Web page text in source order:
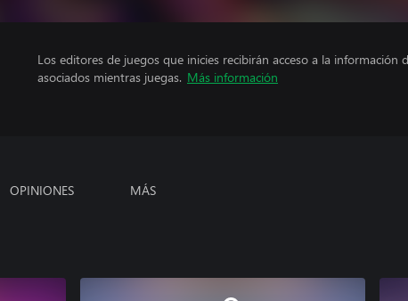
Los editores de juegos que inicies recibirán acceso a la información
asociados mientras juegas. Más información
OPINIONES MÁS